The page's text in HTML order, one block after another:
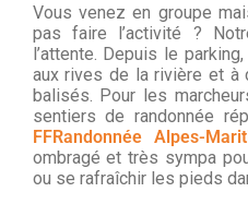
Vous venez en groupe
pas faire l’activité ?
l’attente. Depuis le
aux rives de la rivière et à
balisés. Pour les
sentiers de randonnée
FFRandonnée Alpes-
ombragé et très sympa
ou se rafraîchir les pieds